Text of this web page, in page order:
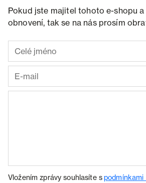
Pokud jste majitel tohoto e-shopu a
obnovení, tak se na nás prosím
Vložením zprávy souhlasíte s